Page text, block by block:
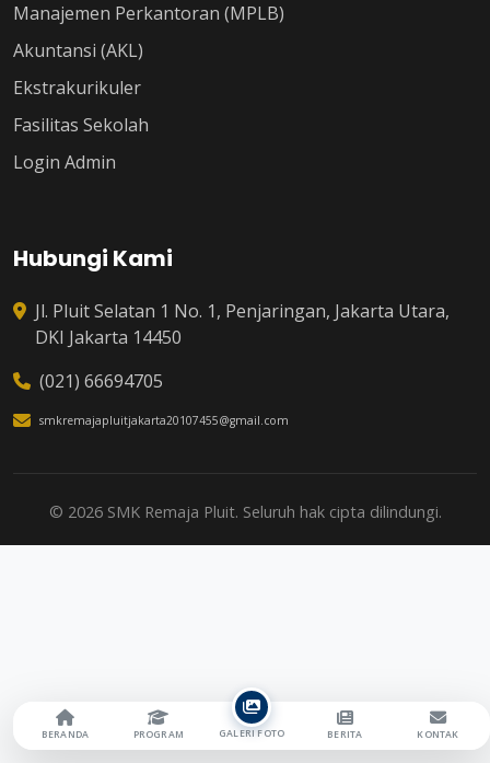
Manajemen Perkantoran (MPLB)
Akuntansi (AKL)
Ekstrakurikuler
Fasilitas Sekolah
Login Admin
Hubungi Kami
Jl. Pluit Selatan 1 No. 1, Penjaringan, Jakarta Utara,
DKI Jakarta 14450
(021) 66694705
smkremajapluitjakarta20107455@gmail.com
© 2026 SMK Remaja Pluit. Seluruh hak cipta dilindungi.
BERANDA PROGRAM GALERI FOTO BERITA KONTAK